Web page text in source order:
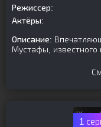
Режиссер:
Актёры:
Описание:
Мустафы, известного
1